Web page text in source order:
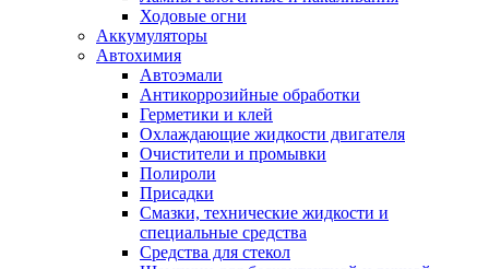
Ходовые огни
Аккумуляторы
Автохимия
Автоэмали
Антикоррозийные обработки
Герметики и клей
Охлаждающие жидкости двигателя
Очистители и промывки
Полироли
Присадки
Смазки, технические жидкости и
специальные средства
Средства для стекол